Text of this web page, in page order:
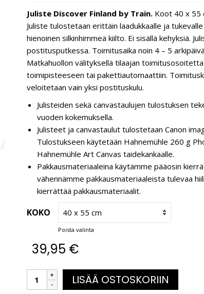
Juliste Discover Finland by Train.Koot 40 x 55
Juliste tulostetaan erittäin laadukkaalle ja
hienoinen silkinhimmeä kiilto. Ei sisällä kehyksiä.
postitusputkessa. Toimitusaika noin 4 – 5
Matkahuollon välityksellä tilaajan
toimipisteeseen tai pakettiautomaattiin.
veloitetaan vain yksi postituskulu.
Julisteiden sekä canvastaulujen tulostuksen
vuoden kokemuksella.
Julisteet ja canvastaulut tulostetaan Canon
Tulostukseen käytetään Hahnemühle 260 g
Hahnemühle Art Canvas taidekankaalle.
Pakkausmateriaaleina käytämme pääosin
vähennämme pakkausmateriaaleista tulevaa
kierrättää pakkausmateriaalit.
KOKO
Poista valinta
39,95 €
LISÄÄ OSTOSKORIIN